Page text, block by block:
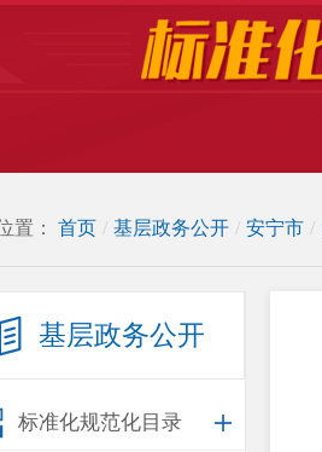
置： 首页 / 基层政务公开 / 安宁市 /
基层政务公开
标准化规范化目录